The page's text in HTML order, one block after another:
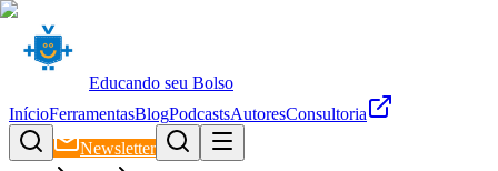
Educando seu Bolso
InícioFerramentasBlogPodcastsAutoresConsultoria
Newsletter